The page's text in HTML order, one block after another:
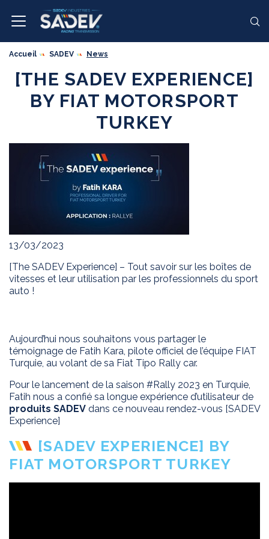
EXPERTISE
Accueil SADEV News
[THE SADEV EXPERIENCE]
BY FIAT MOTORSPORT
TURKEY
13/03/2023
[The SADEV Experience] – Tout savoir sur les boîtes de
vitesses et leur utilisation par les professionnels du sport
auto !
Aujourd’hui nous souhaitons vous partager le
témoignage de Fatih Kara, pilote officiel de l’équipe FIAT
Turquie, au volant de sa Fiat Tipo Rally car.
Pour le lancement de la saison #Rally 2023 en Turquie,
Fatih nous a confié sa longue expérience d’utilisateur de
produits SADEV dans ce nouveau rendez-vous [SADEV
Experience]
[SADEV EXPERIENCE] BY
FIAT MOTORSPORT TURKEY